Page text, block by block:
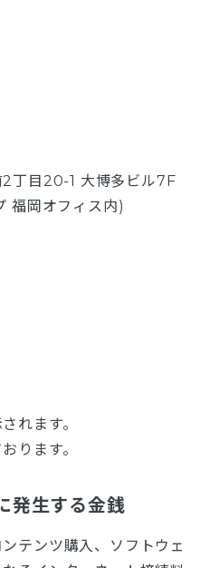
丁目20-1 大博多ビル7F
福岡オフィス内)
れます。
ります。
発生する金銭
テンツ購入、ソフトウェ